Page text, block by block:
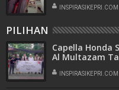
INSPIRASIKEPRI.COM
PILIHAN
Capella Honda
Al Multazam
INSPIRASIKEPRI.COM